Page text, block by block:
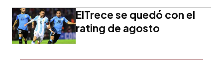
ElTrece se quedó con el
rating de agosto